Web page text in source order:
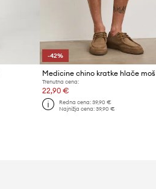
-42%
Trenutna cena:
22,90 €
Redna cena: 39,90 €
Najnižja cena: 39,90 €